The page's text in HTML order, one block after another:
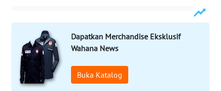
Dapatkan Merchandise Eksklusif
Wahana News
Buka Katalog
WAHANA
HEALTH
WAHANA
DESA
WISATA